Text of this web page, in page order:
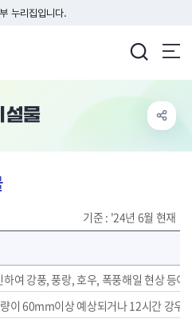
누리집입니다.
설물
기준 : '24년 6월 현재
하여 강풍, 풍랑, 호우, 폭풍해일 현상 등
이 60mm이상 예상되거나 12시간 강우